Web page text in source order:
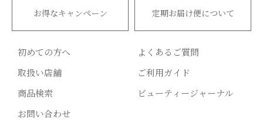
お得なキャンペーン 定期お届け便について
初めての方へ
よくあるご質問
取扱い店舗
ご利用ガイド
商品検索
ビューティージャーナル
お問い合わせ